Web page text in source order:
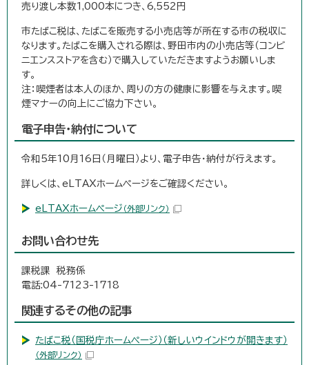
売り渡し本数1,000本につき、6,552円
市たばこ税は、たばこを販売する小売店等が所在する市の税収に
なります。たばこを購入される際は、野田市内の小売店等（コンビ
ニエンスストアを含む）で購入していただきますようお願いしま
注：喫煙者は本人のほか、周りの方の健康に影響を与えます。喫
煙マナーの向上にご協力下さい。
電子申告・納付について
令和5年10月16日（月曜日）より、電子申告・納付が行えます。
詳しくは、eLTAXホームページをご確認ください。
eLTAXホームページ （外部リンク）
お問い合わせ先
課税課 税務係
電話:04-7123-1718
関連するその他の記事
たばこ税（国税庁ホームページ）（新しいウインドウが開きます）
（外部リンク）